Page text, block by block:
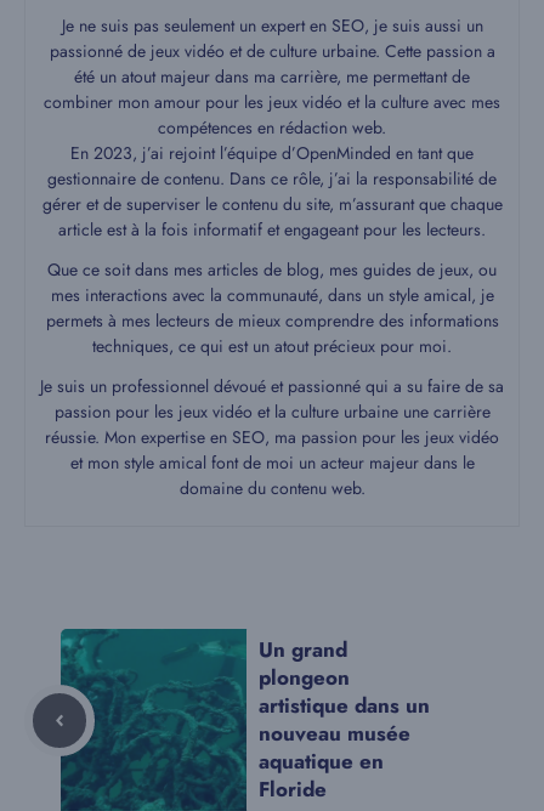
Je ne suis pas seulement un expert en SEO, je suis aussi un
passionné de jeux vidéo et de culture urbaine. Cette passion a
été un atout majeur dans ma carrière, me permettant de
combiner mon amour pour les jeux vidéo et la culture avec mes
compétences en rédaction web.
En 2023, j’ai rejoint l’équipe d’OpenMinded en tant que
gestionnaire de contenu. Dans ce rôle, j’ai la responsabilité de
gérer et de superviser le contenu du site, m’assurant que chaque
article est à la fois informatif et engageant pour les lecteurs.
Que ce soit dans mes articles de blog, mes guides de jeux, ou
mes interactions avec la communauté, dans un style amical, je
permets à mes lecteurs de mieux comprendre des informations
techniques, ce qui est un atout précieux pour moi.
Je suis un professionnel dévoué et passionné qui a su faire de sa
passion pour les jeux vidéo et la culture urbaine une carrière
réussie. Mon expertise en SEO, ma passion pour les jeux vidéo
et mon style amical font de moi un acteur majeur dans le
domaine du contenu web.
Un grand
plongeon
artistique dans un
nouveau musée
aquatique en
Floride